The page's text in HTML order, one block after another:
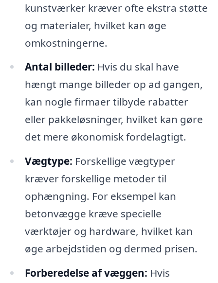
kunstværker kræver ofte ekstra støtte
og materialer, hvilket kan øge
omkostningerne.
Antal billeder: Hvis du skal have
hængt mange billeder op ad gangen,
kan nogle firmaer tilbyde rabatter
eller pakkeløsninger, hvilket kan gøre
det mere økonomisk fordelagtigt.
Vægtype: Forskellige vægtyper
kræver forskellige metoder til
ophængning. For eksempel kan
betonvægge kræve specielle
værktøjer og hardware, hvilket kan
øge arbejdstiden og dermed prisen.
Forberedelse af væggen: Hvis